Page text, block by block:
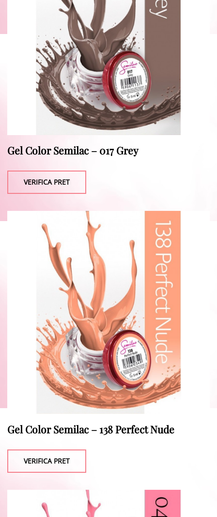
Gel Color Semilac – 017 Grey
VERIFICA PRET
Gel Color Semilac – 138 Perfect Nude
VERIFICA PRET